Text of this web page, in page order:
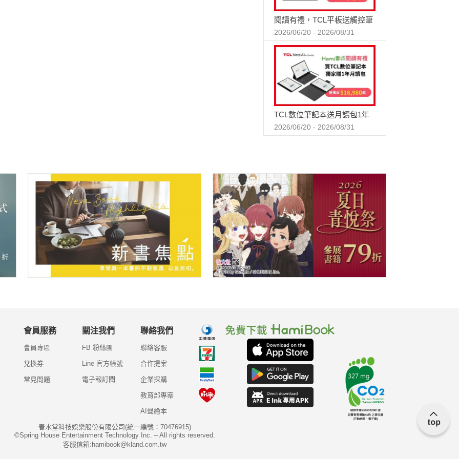
閱讀有禮，TCL平板送觸控筆
2026/06/20 - 2026/08/31
TCL數位筆記本送月讀包1年
2026/06/20 - 2026/08/31
會員服務
會員專區
兌換券
常見問題
關注我們
FB 粉絲團
Line 官方帳號
電子報訂閱
聯絡我們
聯絡客服
合作提案
企業採購
教育部專案
AI聲繪本
春水堂科技娛樂股份有限公司(統一編號：70476915)
©Spring House Entertainment Technology Inc. – All rights reserved.
客服信箱:hamibook@kland.com.tw